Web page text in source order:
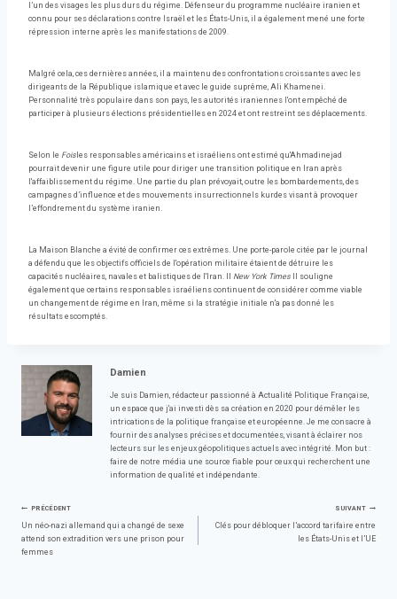
l’un des visages les plus durs du régime. Défenseur du programme nucléaire iranien et
connu pour ses déclarations contre Israël et les États-Unis, il a également mené une forte
répression interne après les manifestations de 2009.
Malgré cela, ces dernières années, il a maintenu des confrontations croissantes avec les
dirigeants de la République islamique et avec le guide suprême, Ali Khamenei.
Personnalité très populaire dans son pays, les autorités iraniennes l'ont empêché de
participer à plusieurs élections présidentielles en 2024 et ont restreint ses déplacements.
Selon le Fois les responsables américains et israéliens ont estimé qu'Ahmadinejad
pourrait devenir une figure utile pour diriger une transition politique en Iran après
l'affaiblissement du régime. Une partie du plan prévoyait, outre les bombardements, des
campagnes d’influence et des mouvements insurrectionnels kurdes visant à provoquer
l’effondrement du système iranien.
La Maison Blanche a évité de confirmer ces extrêmes. Une porte-parole citée par le journal
a défendu que les objectifs officiels de l'opération militaire étaient de détruire les
capacités nucléaires, navales et balistiques de l'Iran. Il New York Times Il souligne
également que certains responsables israéliens continuent de considérer comme viable
un changement de régime en Iran, même si la stratégie initiale n'a pas donné les
résultats escomptés.
Damien
Je suis Damien, rédacteur passionné à Actualité Politique Française,
un espace que j'ai investi dès sa création en 2020 pour démêler les
intrications de la politique française et européenne. Je me consacre à
fournir des analyses précises et documentées, visant à éclairer nos
lecteurs sur les enjeux géopolitiques actuels avec intégrité. Mon but :
faire de notre média une source fiable pour ceux qui recherchent une
information de qualité et indépendante.
Navigation
de
PRÉCÉDENT
Un néo-nazi allemand qui a changé de sexe
attend son extradition vers une prison pour
femmes
SUIVANT
Clés pour débloquer l’accord tarifaire entre
les États-Unis et l’UE